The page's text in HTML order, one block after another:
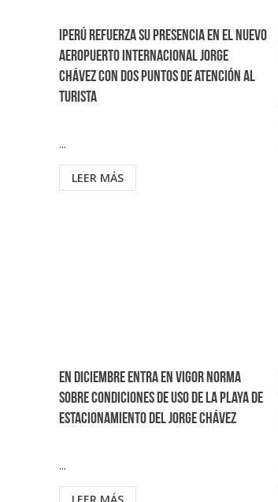
IPERÚ refuerza su presencia en el nuevo
Aeropuerto Internacional Jorge
Chávez con dos puntos de atención al
turista
...
LEER MÁS
En diciembre entra en vigor norma
sobre condiciones de uso de la playa de
estacionamiento del Jorge Chávez
...